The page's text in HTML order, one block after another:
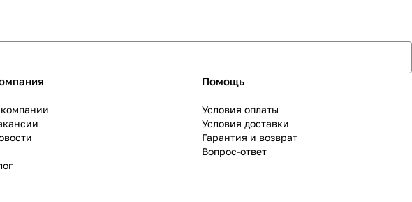
Помощь
Условия оплаты
Условия доставки
Гарантия и возврат
Вопрос-ответ